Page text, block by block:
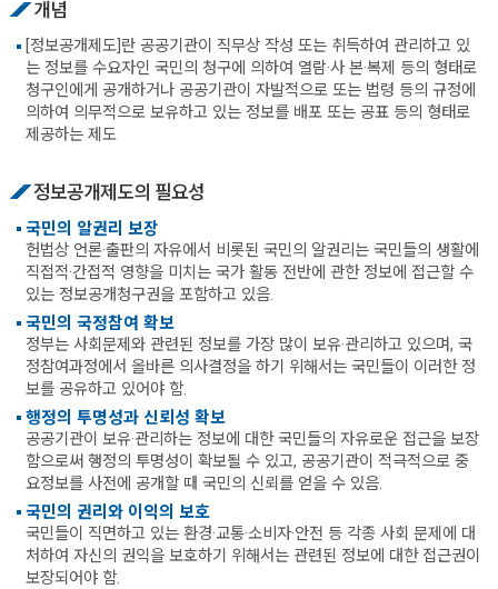
개념
[정보공개제도]란 공공기관이 직무상 작성 또는 취득하여 관리하고 있
는 정보를 수요자인 국민의 청구에 의하여 열람·사 본·복제 등의 형태로
청구인에게 공개하거나 공공기관이 자발적으로 또는 법령 등의 규정에
의하여 의무적으로 보유하고 있는 정보를 배포 또는 공표 등의 형태로
제공하는 제도
정보공개제도의 필요성
국민의 알권리 보장
헌법상 언론·출판의 자유에서 비롯된 국민의 알권리는 국민들의 생활에
직접적·간접적 영향을 미치는 국가 활동 전반에 관한 정보에 접근할 수
있는 정보공개청구권을 포함하고 있음.
국민의 국정참여 확보
정부는 사회문제와 관련된 정보를 가장 많이 보유·관리하고 있으며, 국
정참여과정에서 올바른 의사결정을 하기 위해서는 국민들이 이러한 정
보를 공유하고 있어야 함.
행정의 투명성과 신뢰성 확보
공공기관이 보유·관리하는 정보에 대한 국민들의 자유로운 접근을 보장
함으로써 행정의 투명성이 확보될 수 있고, 공공기관이 적극적으로 중
요정보를 사전에 공개할 때 국민의 신뢰를 얻을 수 있음.
국민의 권리와 이익의 보호
국민들이 직면하고 있는 환경·교통·소비자·안전 등 각종 사회 문제에 대
처하여 자신의 권익을 보호하기 위해서는 관련된 정보에 대한 접근권이
보장되어야 함.